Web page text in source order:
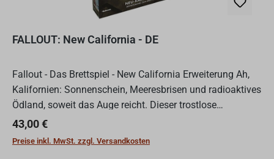
FALLOUT: New California - DE
Fallout - Das Brettspiel - New California Erweiterung Ah,
Kalifornien: Sonnenschein, Meeresbrisen und radioaktives
Ödland, soweit das Auge reicht. Dieser trostlose
Küstenstaat war einst ein strahlendes Juwel, aber sei...
Regulärer Preis:
43,00 €
Preise inkl. MwSt. zzgl. Versandkosten